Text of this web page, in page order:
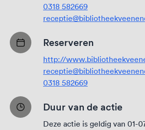
0318 582669
Reserveren
http://
0318 582669
Duur van de actie
Deze actie is geldig van 01-